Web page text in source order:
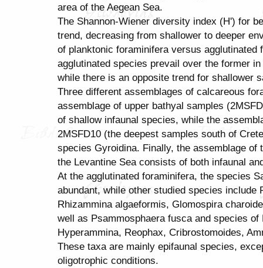
area of the Aegean Sea.
The Shannon-Wiener diversity index (H') for
trend, decreasing from shallower to deeper
of planktonic foraminifera versus agglutinated
agglutinated species prevail over the former
while there is an opposite trend for shallower
Three different assemblages of calcareous
assemblage of upper bathyal samples
of shallow infaunal species, while the
2MSFD10 (the deepest samples south of
species Gyroidina. Finally, the assemblage
the Levantine Sea consists of both infaunal
At the agglutinated foraminifera, the species
abundant, while other studied species include
Rhizammina algaeformis, Glomospira
well as Psammosphaera fusca and species
Hyperammina, Reophax, Cribrostomoides,
These taxa are mainly epifaunal species,
oligotrophic conditions.